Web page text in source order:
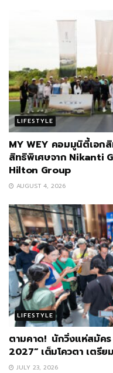
LIFESTYLE
MY WEY คอมมูนิตี้เอก
สิทธิพิเศษจาก Nikanti
Hilton Group
AUGUST 4, 2026
LIFESTYLE
ตามคาด! นักวิ่งแห่สมัค
2027” เต็มโควตา เตรี
JULY 23, 2026